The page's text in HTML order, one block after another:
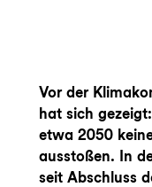
Vor der
hat sich
etwa 2050
ausstoßen. In
seit Abschluss